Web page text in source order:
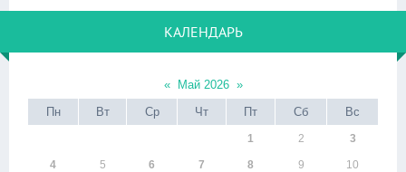
КАЛЕНДАРЬ
« Май 2026 »
Пн
Вт Ср Чт Пт Сб Вс
1 2 3
4 5 6 7 8 9 10